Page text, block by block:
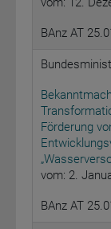
BAnz AT
Förderung
vom: 2.
BAnz AT